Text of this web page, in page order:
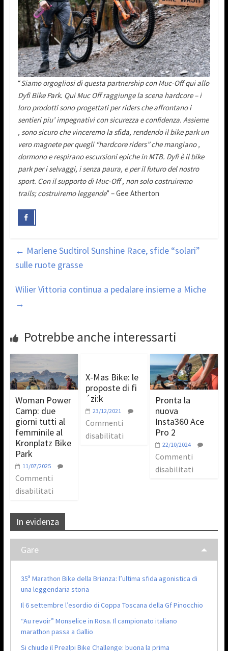
“Siamo orgogliosi di questa partnership con Muc-Off qui allo
Dyfi Bike Park. Qui Muc Off raggiunge la scena hardcore – i
loro prodotti sono progettati per riders che affrontano i
sentieri piu’ impegnativi con sicurezza e confidenza. Assieme
, sono sicuro che vinceremo la sfida, rendendo il bike park un
vero magnete per quegli “hardcore riders” che mangiano ,
dormono e respirano escursioni epiche in MTB. Dyfi è il bike
park per i selvaggi, i senza paura, e per il futuro del nostro
sport. Con il supporto di Muc-Off , non solo costruiremo
trails; costruiremo leggende” – Gee Atherton
← Marlene Sudtirol Sunshine Race, sfide “solari”
sulle ruote grasse
Wilier Vittoria continua a pedalare insieme a Miche
→
Potrebbe anche interessarti
Woman Power
Camp: due
giorni tutti al
femminile al
Kronplatz Bike
Park
11/07/2025
Commenti
disabilitati
X-Mas Bike: le
proposte di fi
´zi:k
23/12/2021
Commenti
disabilitati
Pronta la
nuova
Insta360 Ace
Pro 2
22/10/2024
Commenti
disabilitati
In evidenza
Gare
35ª Marathon Bike della Brianza: l’ultima sfida agonistica di
una leggendaria storia
Il 6 settembre l’esordio di Coppa Toscana della Gf Pinocchio
“Au revoir” Monselice in Rosa. Il campionato italiano
marathon passa a Gallio
Si chiude il Prealpi Bike Challenge: buona la prima